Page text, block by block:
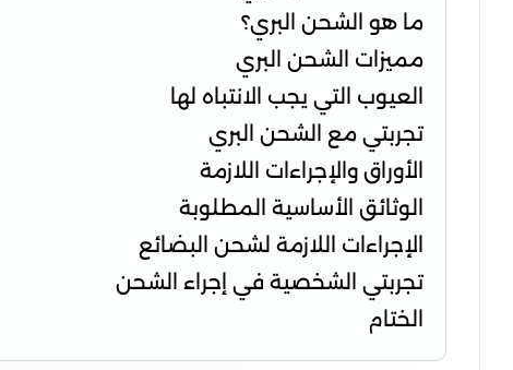
ما هو الشحن البري؟
مميزات الشحن البري
العيوب التي يجب الانتباه لها
تجربتي مع الشحن البري
الأوراق والإجراءات اللازمة
الوثائق الأساسية المطلوبة
الإجراءات اللازمة لشحن البضائع
تجربتي الشخصية في إجراء الشحن
الختام